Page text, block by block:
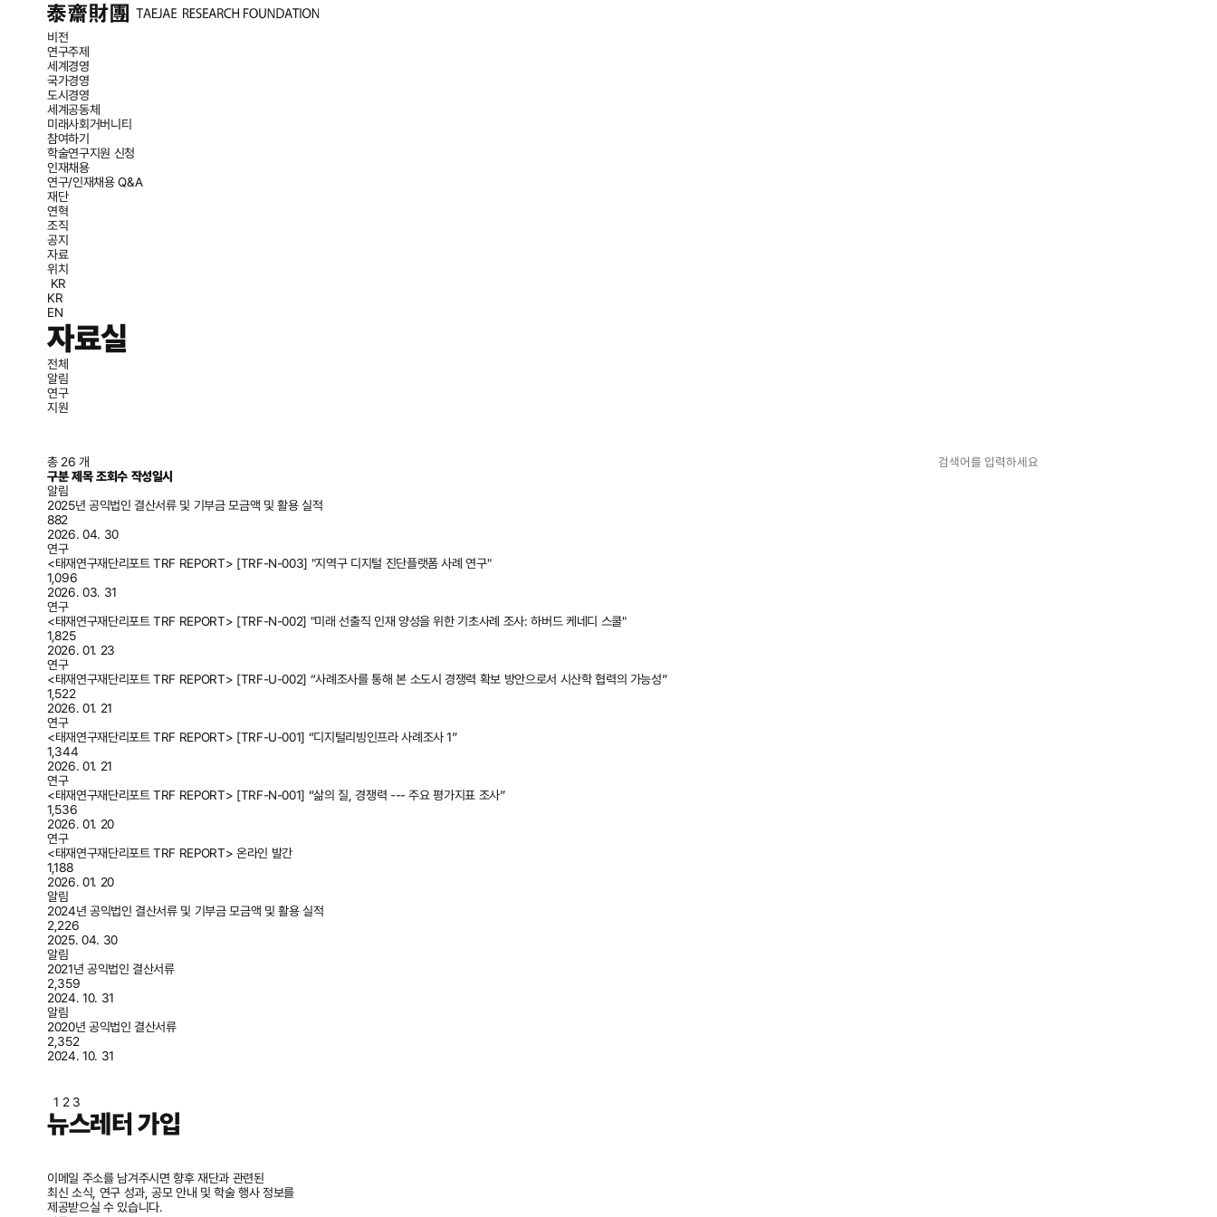
비전
연구주제
세계경영
국가경영
도시경영
세계공동체
미래사회거버니티
참여하기
학술연구지원 신청
인재채용
연구/인재채용 Q&A
재단
연혁
조직
공지
자료
위치
KR
KR
EN
자료실
전체
알림
연구
지원
총 26 개
구분 제목 조회수 작성일시
알림
2025년 공익법인 결산서류 및 기부금 모금액 및 활용 실적
882
2026. 04. 30
연구
<태재연구재단리포트 TRF REPORT> [TRF-N-003] "지역구 디지털 진단플랫폼 사례 연구"
1,096
2026. 03. 31
연구
<태재연구재단리포트 TRF REPORT> [TRF-N-002] "미래 선출직 인재 양성을 위한 기초사례 조사: 하버드 케네디 스쿨"
1,825
2026. 01. 23
연구
<태재연구재단리포트 TRF REPORT> [TRF-U-002] “사례조사를 통해 본 소도시 경쟁력 확보 방안으로서 시산학 협력의 가능성”
1,522
2026. 01. 21
연구
<태재연구재단리포트 TRF REPORT> [TRF-U-001] “디지털리빙인프라 사례조사 1”
1,344
2026. 01. 21
연구
<태재연구재단리포트 TRF REPORT> [TRF-N-001] “삶의 질, 경쟁력 --- 주요 평가지표 조사”
1,536
2026. 01. 20
연구
<태재연구재단리포트 TRF REPORT> 온라인 발간
1,188
2026. 01. 20
알림
2024년 공익법인 결산서류 및 기부금 모금액 및 활용 실적
2,226
2025. 04. 30
알림
2021년 공익법인 결산서류
2,359
2024. 10. 31
알림
2020년 공익법인 결산서류
2,352
2024. 10. 31
1 2 3
뉴스레터 가입
이메일 주소를 남겨주시면 향후 재단과 관련된
최신 소식, 연구 성과, 공모 안내 및 학술 행사 정보를
제공받으실 수 있습니다.